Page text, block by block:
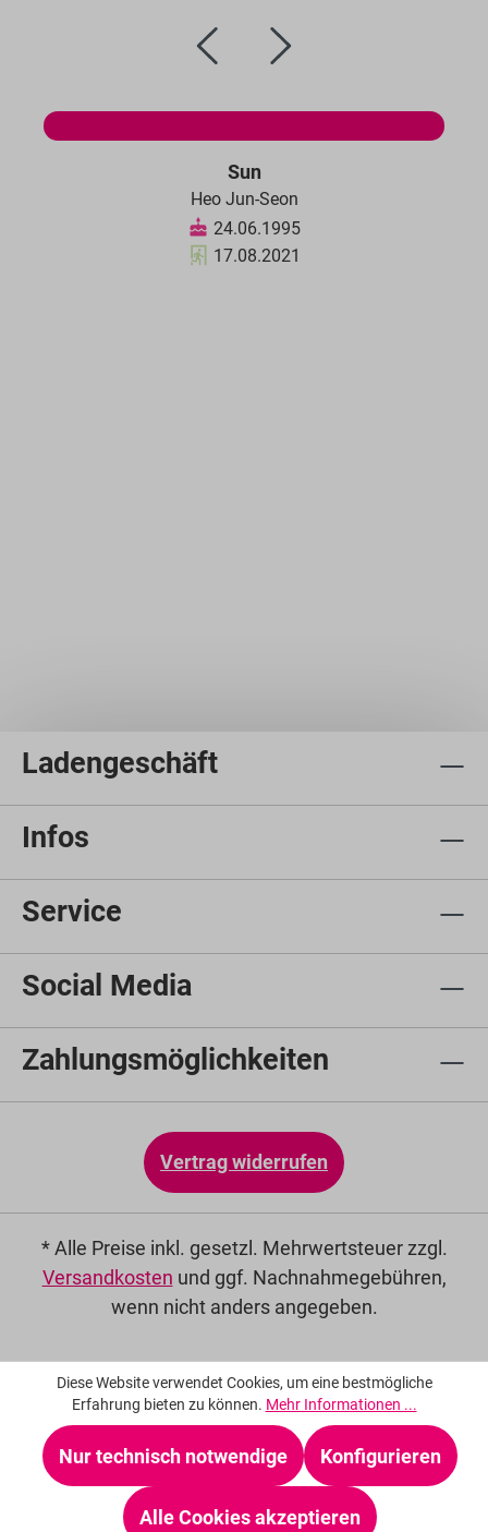
Sun
Heo Jun-Seon
24.06.1995
17.08.2021
Ladengeschäft
Infos
Service
Social Media
Zahlungsmöglichkeiten
Vertrag widerrufen
* Alle Preise inkl. gesetzl. Mehrwertsteuer zzgl.
Versandkosten und ggf. Nachnahmegebühren,
wenn nicht anders angegeben.
Diese Website verwendet Cookies, um eine bestmögliche
Erfahrung bieten zu können. Mehr Informationen ...
Nur technisch notwendige Konfigurieren
Alle Cookies akzeptieren